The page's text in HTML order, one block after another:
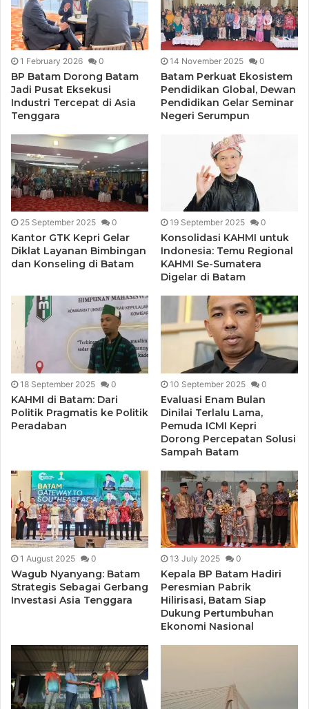
1 February 2026 0
BP Batam Dorong Batam
Jadi Pusat Eksekusi
Industri Tercepat di Asia
Tenggara
14 November 2025 0
Batam Perkuat Ekosistem
Pendidikan Global, Dewan
Pendidikan Gelar Seminar
Negeri Serumpun
25 September 2025 0
Kantor GTK Kepri Gelar
Diklat Layanan Bimbingan
dan Konseling di Batam
19 September 2025 0
Konsolidasi KAHMI untuk
Indonesia: Temu Regional
KAHMI Se-Sumatera
Digelar di Batam
18 September 2025 0
KAHMI di Batam: Dari
Politik Pragmatis ke Politik
Peradaban
10 September 2025 0
Evaluasi Enam Bulan
Dinilai Terlalu Lama,
Pemuda ICMI Kepri
Dorong Percepatan Solusi
Sampah Batam
1 August 2025 0
Wagub Nyanyang: Batam
Strategis Sebagai Gerbang
Investasi Asia Tenggara
13 July 2025 0
Kepala BP Batam Hadiri
Peresmian Pabrik
Hilirisasi, Batam Siap
Dukung Pertumbuhan
Ekonomi Nasional